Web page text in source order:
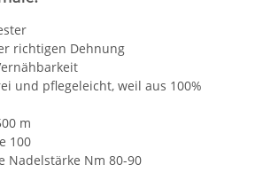
richtigen Dehnung
und pflegeleicht, weil aus 100%
m
100
Nadelstärke Nm 80-90